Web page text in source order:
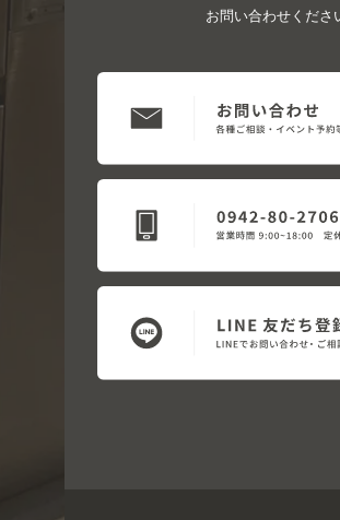
お問い合わせくださ